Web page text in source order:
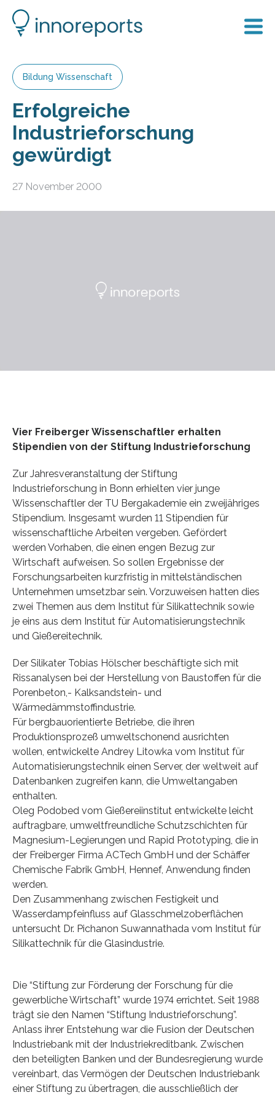
Bildung Wissenschaft
Erfolgreiche
Industrieforschung
gewürdigt
27 November 2000
Vier Freiberger Wissenschaftler erhalten
Stipendien von der Stiftung Industrieforschung
Zur Jahresveranstaltung der Stiftung
Industrieforschung in Bonn erhielten vier junge
Wissenschaftler der TU Bergakademie ein zweijähriges
Stipendium. Insgesamt wurden 11 Stipendien für
wissenschaftliche Arbeiten vergeben. Gefördert
werden Vorhaben, die einen engen Bezug zur
Wirtschaft aufweisen. So sollen Ergebnisse der
Forschungsarbeiten kurzfristig in mittelständischen
Unternehmen umsetzbar sein. Vorzuweisen hatten dies
zwei Themen aus dem Institut für Silikattechnik sowie
je eins aus dem Institut für Automatisierungstechnik
und Gießereitechnik.
Der Silikater Tobias Hölscher beschäftigte sich mit
Rissanalysen bei der Herstellung von Baustoffen für die
Porenbeton,- Kalksandstein- und
Wärmedämmstoffindustrie.
Für bergbauorientierte Betriebe, die ihren
Produktionsprozeß umweltschonend ausrichten
wollen, entwickelte Andrey Litowka vom Institut für
Automatisierungstechnik einen Server, der weltweit auf
Datenbanken zugreifen kann, die Umweltangaben
enthalten.
Oleg Podobed vom Gießereiinstitut entwickelte leicht
auftragbare, umweltfreundliche Schutzschichten für
Magnesium-Legierungen und Rapid Prototyping, die in
der Freiberger Firma ACTech GmbH und der Schäffer
Chemische Fabrik GmbH, Hennef, Anwendung finden
werden.
Den Zusammenhang zwischen Festigkeit und
Wasserdampfeinfluss auf Glasschmelzoberflächen
untersucht Dr. Pichanon Suwannathada vom Institut für
Silikattechnik für die Glasindustrie.
Die “Stiftung zur Förderung der Forschung für die
gewerbliche Wirtschaft” wurde 1974 errichtet. Seit 1988
trägt sie den Namen “Stiftung Industrieforschung”.
Anlass ihrer Entstehung war die Fusion der Deutschen
Industriebank mit der Industriekreditbank. Zwischen
den beteiligten Banken und der Bundesregierung wurde
vereinbart, das Vermögen der Deutschen Industriebank
einer Stiftung zu übertragen, die ausschließlich der